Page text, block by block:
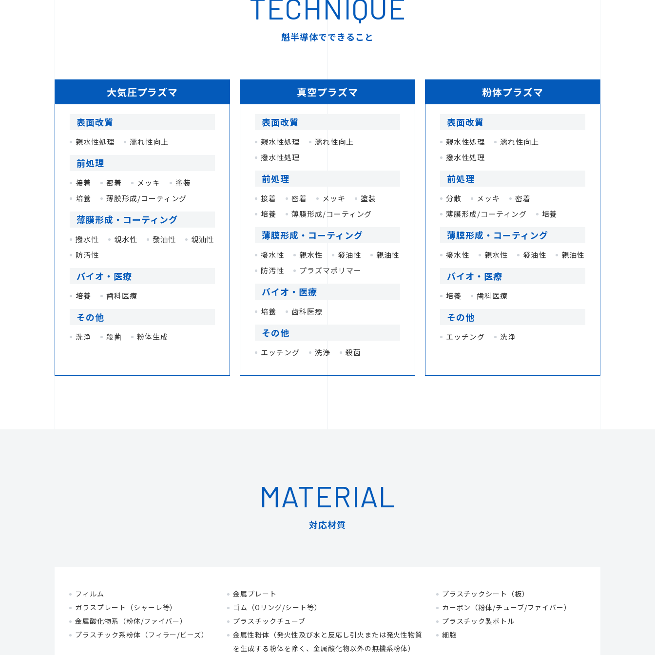
TECHNIQUE
魁半導体でできること
大気圧プラズマ
表面改質
親水性処理 濡れ性向上
前処理
接着 密着 メッキ
塗装
培養
薄膜形成/コーティング
薄膜形成・コーティング
撥水性 親水性 發油性
親油性
防汚性
バイオ・医療
培養 歯科医療
その他
洗浄 殺菌 粉体生成
真空プラズマ
表面改質
親水性処理
濡れ性向上
撥水性処理
前処理
接着 密着 メッキ
塗装
培養
薄膜形成/コーティング
薄膜形成・コーティング
撥水性 親水性 發油性
親油性
防汚性
プラズマポリマー
バイオ・医療
培養 歯科医療
その他
エッチング 洗浄 殺菌
粉体プラズマ
表面改質
親水性処理
濡れ性向上
撥水性処理
前処理
分散 メッキ
密着
薄膜形成/コーティング
培養
薄膜形成・コーティング
撥水性 親水性 發油性 親油性
バイオ・医療
培養 歯科医療
その他
エッチング 洗浄
MATERIAL
対応材質
フィルム 金属プレート
プラスチックシート（板）
ガラスプレート（シャーレ等）
ゴム（Oリング/シート等）
カーボン（粉体/チューブ/ファイバー）
金属酸化物系（粉体/ファイバー）
プラスチックチューブ
プラスチック製ボトル
プラスチック系粉体（フィラー/ビーズ）
金属性粉体（発火性及び水と反応し引火または発火性物質
を生成する粉体を除く、金属酸化物以外の無機系粉体）
細胞